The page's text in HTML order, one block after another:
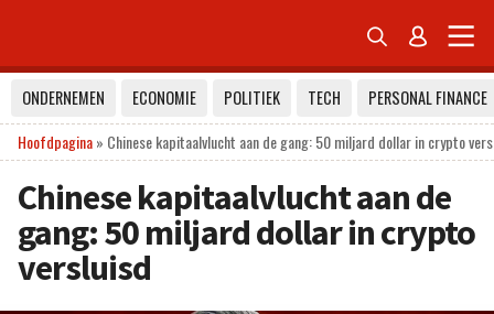
 
ONDERNEMEN ECONOMIE POLITIEK TECH
PERSONAL FINANCE
Hoofdpagina» Chinese kapitaalvlucht aan de gang: 50 miljard dollar in crypto
Chinese kapitaalvlucht aan de
gang: 50 miljard dollar in crypto
versluisd